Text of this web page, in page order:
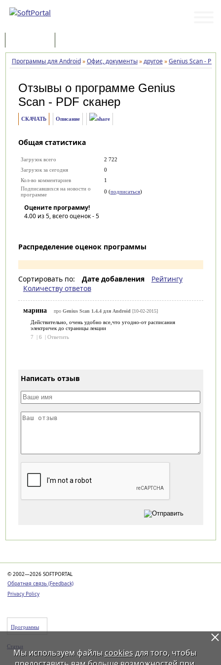
Программы для Android»Офис, документы»другое»Genius Scan - PDF
Отзывы о программе Genius
Scan - PDF сканер
СКАЧАТЬ Описание
Общая статистика
Загрузок всего
2 722
Загрузок за сегодня
0
Кол-во комментариев
1
Подписавшихся на новости о
программе
0 (подписаться)
Оцените программу!
4.00из 5, всего оценок -5
Распределение оценок программы
Сортировать по: Дате добавления
Рейтингу
Количеству ответов
марина про Genius Scan 1.4.4 для Android [10-02-2015]
Действительно, очень удобно все,что угодно-от расписания
электричек до страницы лекции
7
| 6 | Ответить
Написать отзыв
© 2002—2026 SOFTPORTAL
Обратная связь (Feedback)
Privacy Policy
Программы
Статьи
Мы используем файлы cookiesдля того, чтобы